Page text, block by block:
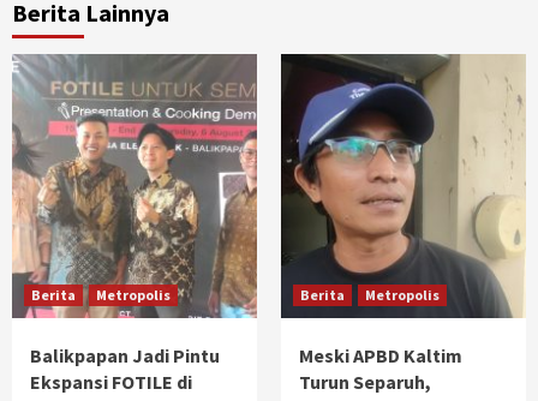
Berita Lainnya
Berita Metropolis
Balikpapan Jadi Pintu
Ekspansi FOTILE di
Berita Metropolis
Meski APBD Kaltim
Turun Separuh,